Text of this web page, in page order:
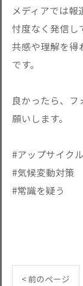
メディアでは報
忖度なく発信し
共感や理解を得
です。
良かったら、
願いします。
#アップサイクル
#気候変動対策
#常識を疑う
< 前のページ